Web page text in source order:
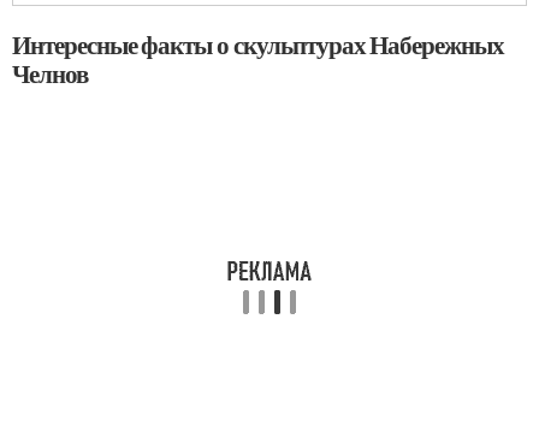
Интересные факты о скульптурах Набережных
Челнов